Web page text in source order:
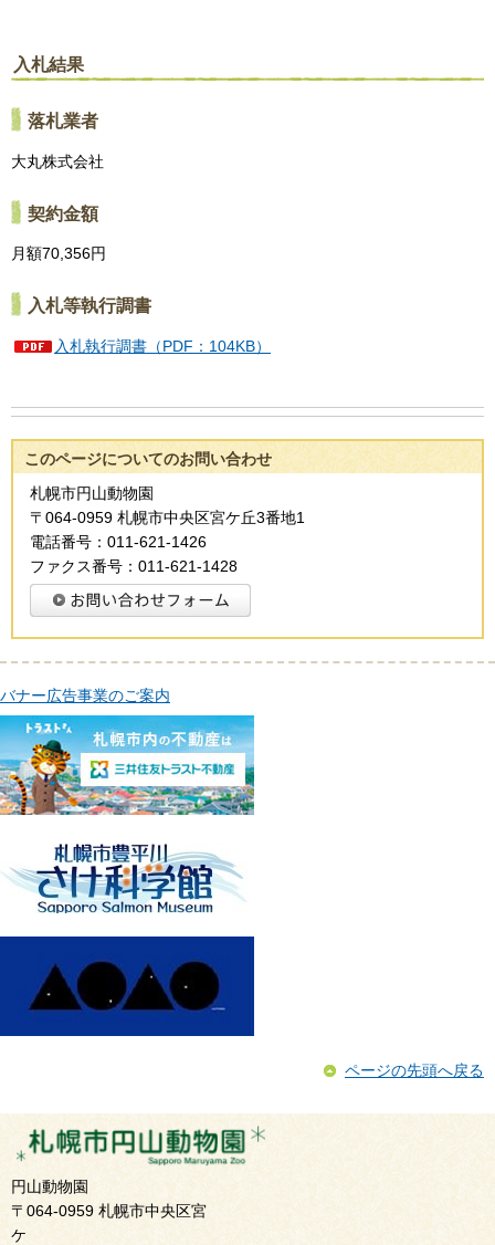
入札結果
落札業者
大丸株式会社
契約金額
月額70,356円
入札等執行調書
入札執行調書（PDF：104KB）
このページについてのお問い合わせ
札幌市円山動物園
〒064-0959 札幌市中央区宮ケ丘3番地1
電話番号：011-621-1426
ファクス番号：011-621-1428
バナー広告事業のご案内
ページの先頭へ戻る
円山動物園
〒064-0959 札幌市中央区宮
ケ